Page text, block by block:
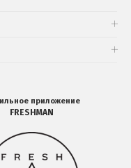
приложение
FRESHMAN
Мобильное
приложение
FRESHMAN